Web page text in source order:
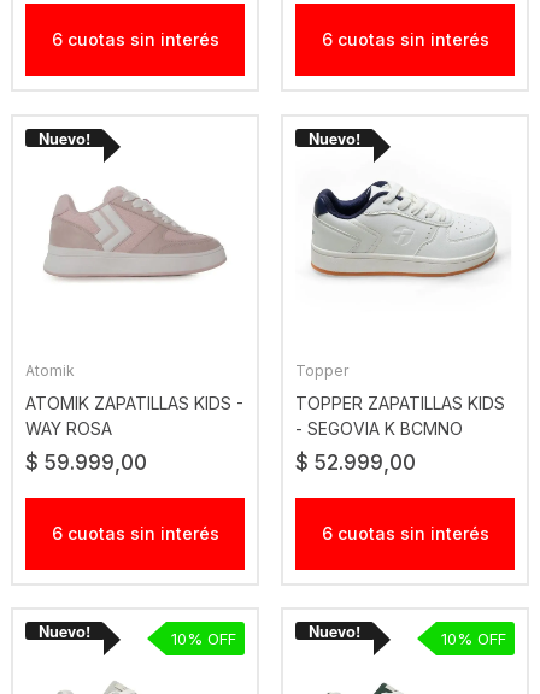
6 cuotas sin interés 6 cuotas sin interés
Atomik
ATOMIK ZAPATILLAS KIDS -
WAY ROSA
$ 59.999,00
6 cuotas sin interés
Topper
TOPPER ZAPATILLAS KIDS
- SEGOVIA K BCMNO
$ 52.999,00
6 cuotas sin interés
10 10